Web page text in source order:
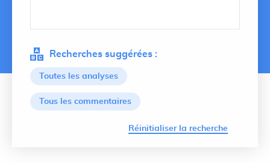
Recherches suggérées :
Toutes les analyses
Tous les commentaires
Réinitialiser la recherche